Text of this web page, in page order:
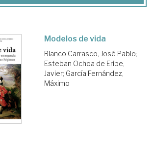
Modelos de vida
Blanco Carrasco, José Pablo;
Esteban Ochoa de Eribe,
Javier; García Fernández,
Máximo